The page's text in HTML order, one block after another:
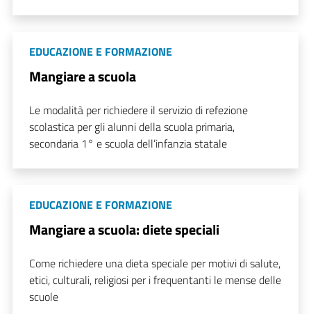
EDUCAZIONE E FORMAZIONE
Mangiare a scuola
Le modalità per richiedere il servizio di refezione
scolastica per gli alunni della scuola primaria,
secondaria 1° e scuola dell’infanzia statale
EDUCAZIONE E FORMAZIONE
Mangiare a scuola: diete speciali
Come richiedere una dieta speciale per motivi di salute,
etici, culturali, religiosi per i frequentanti le mense delle
scuole